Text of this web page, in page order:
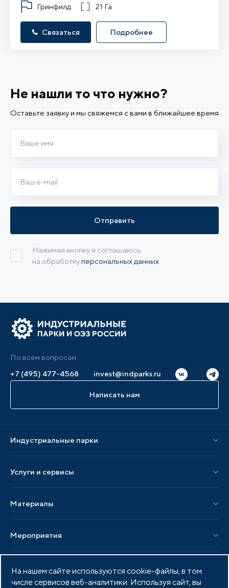
Гринфилд 21 Га
Связаться Подробнее
Не нашли то что нужно?
Оставьте заявку и мы свяжемся с вами в ближайшее время
Нажимая кнопку я соглашаюсь
на обработкуперсональных данных
Отправить
По всем вопросам:
+7 (495) 477-4568
invest@indparks.ru
Написать нам
Индустриальные парки
Парки по регионам
Услуги и сервисы
Услуги по локализации
Материалы
Публикации СМИ и статьи
Материалы мероприятий
Нормативные правовые акты
Мероприятия
Мероприятия отрасли
Новости
На нашем сайте используются cookie-файлы, в том
числе сервисов веб-аналитики. Используя сайт, вы